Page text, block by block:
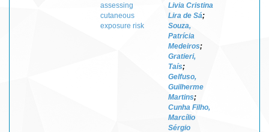
assessing
cutaneous
exposure risk
Livia Cristina
Lira de Sá;
Souza,
Patrícia
Medeiros;
Gratieri,
Taís;
Gelfuso,
Guilherme
Martins;
Cunha Filho,
Marcílio
Sérgio